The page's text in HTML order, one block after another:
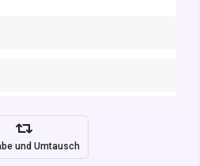
und Umtausch